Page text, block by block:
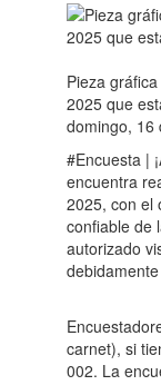
Pieza
2025 que
domingo, 16
#Encuesta |
encuentra
2025, con el
confiable de
autorizado
carnet), si
002. La